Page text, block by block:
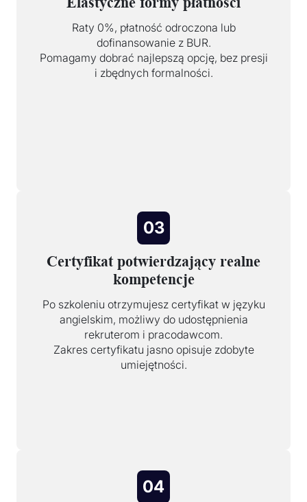
Raty 0%, płatność odroczona lub
dofinansowanie z BUR.
Pomagamy dobrać najlepszą opcję, bez presji
i zbędnych formalności.
03
Certyfikat potwierdzający realne
kompetencje
Po szkoleniu otrzymujesz certyfikat w języku
angielskim, możliwy do udostępnienia
rekruterom i pracodawcom.
Zakres certyfikatu jasno opisuje zdobyte
umiejętności.
04